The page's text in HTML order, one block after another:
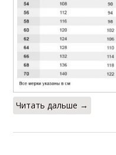
Читать дальше →